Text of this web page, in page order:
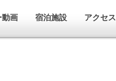
動画 宿泊施設 アクセス